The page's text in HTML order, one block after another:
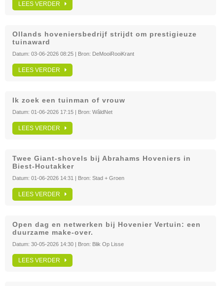
LEES VERDER
Ollands hoveniersbedrijf strijdt om prestigieuze
tuinaward
Datum: 03-06-2026 08:25 | Bron: DeMooiRooiKrant
LEES VERDER
Ik zoek een tuinman of vrouw
Datum: 01-06-2026 17:15 | Bron: WâldNet
LEES VERDER
Twee Giant-shovels bij Abrahams Hoveniers in
Biest-Houtakker
Datum: 01-06-2026 14:31 | Bron: Stad + Groen
LEES VERDER
Open dag en netwerken bij Hovenier Vertuin: een
duurzame make-over.
Datum: 30-05-2026 14:30 | Bron: Blik Op Lisse
LEES VERDER